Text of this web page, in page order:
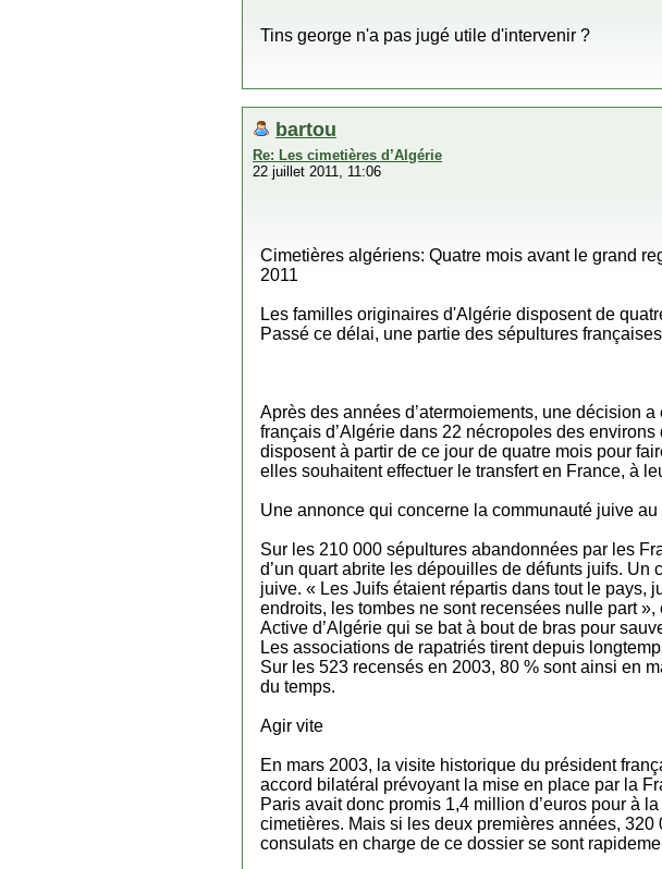
Tins george n'a pas jugé utile d'intervenir ?
bartou
Re: Les cimetières d’Algérie
22 juillet 2011, 11:06
Cimetières algériens: Quatre mois avant le grand
2011
Les familles originaires d'Algérie disposent de
Passé ce délai, une partie des sépultures
Après des années d’atermoiements, une décision
français d’Algérie dans 22 nécropoles des
disposent à partir de ce jour de quatre mois pour
elles souhaitent effectuer le transfert en France, à
Une annonce qui concerne la communauté juive au
Sur les 210 000 sépultures abandonnées par les
d’un quart abrite les dépouilles de défunts juifs.
juive. « Les Juifs étaient répartis dans tout le pays,
endroits, les tombes ne sont recensées nulle part
Active d’Algérie qui se bat à bout de bras pour
Les associations de rapatriés tirent depuis
Sur les 523 recensés en 2003, 80 % sont ainsi en
du temps.
Agir vite
En mars 2003, la visite historique du président
accord bilatéral prévoyant la mise en place par la
Paris avait donc promis 1,4 million d’euros pour à
cimetières. Mais si les deux premières années,
consulats en charge de ce dossier se sont